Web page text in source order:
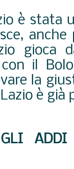
è stata
anche
gioca
il
la
è già
GLI